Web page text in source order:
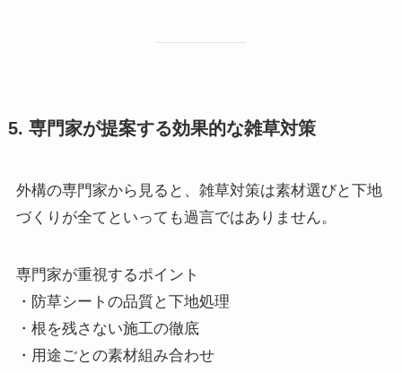
5. 専門家が提案する効果的な雑草対策
外構の専門家から見ると、雑草対策は素材選びと下地
づくりが全てといっても過言ではありません。
専門家が重視するポイント
・防草シートの品質と下地処理
・根を残さない施工の徹底
・用途ごとの素材組み合わせ